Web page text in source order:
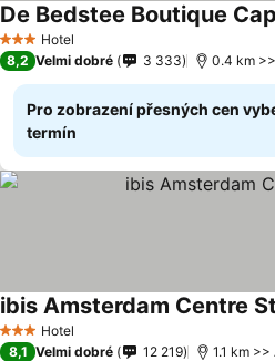
3 Počet hvězdiček
Hotel
De Bedstee Boutique
8,2 Velmi dobré 3 333 0.4 km
Pro zobrazení přesných cen
termín
3 Počet hvězdiček
Hotel
ibis Amsterdam Centre
8,1 Velmi dobré 12 219 1.1 km